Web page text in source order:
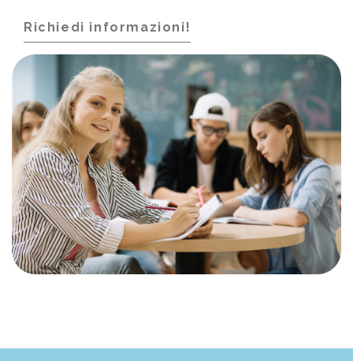
Richiedi informazioni!